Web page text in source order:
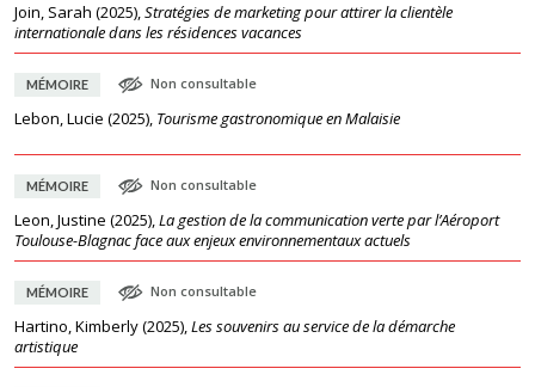
Join, Sarah (2025),Stratégies de marketing pour attirer la clientèle
internationale dans les résidences vacances
MÉMOIRE Non consultable
Lebon, Lucie (2025), Tourisme gastronomique en Malaisie
MÉMOIRE Non consultable
Leon, Justine (2025),La gestion de la communication verte par l’Aéroport
Toulouse-Blagnac face aux enjeux environnementaux actuels
MÉMOIRE Non consultable
Hartino, Kimberly(2025),Les souvenirs au service de la démarche
artistique